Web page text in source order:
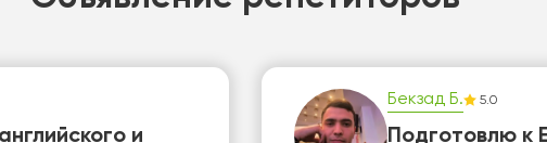
и
Бекзад Б. 5.0
Подготовлю к